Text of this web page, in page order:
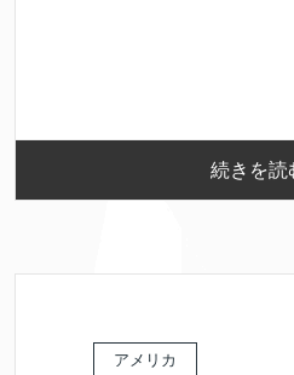
続きを
アメリカ